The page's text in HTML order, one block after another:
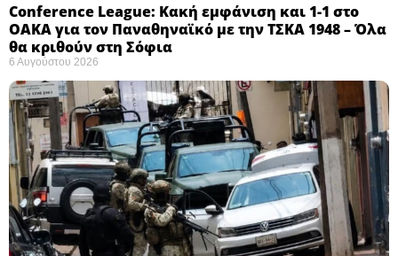
Conference League: Κακή εμφάνιση και 1-1 στο
ΟΑΚΑ για τον Παναθηναϊκό με την ΤΣΚΑ 1948 – Όλα
θα κριθούν στη Σόφια ​
6 Αυγούστου 2026